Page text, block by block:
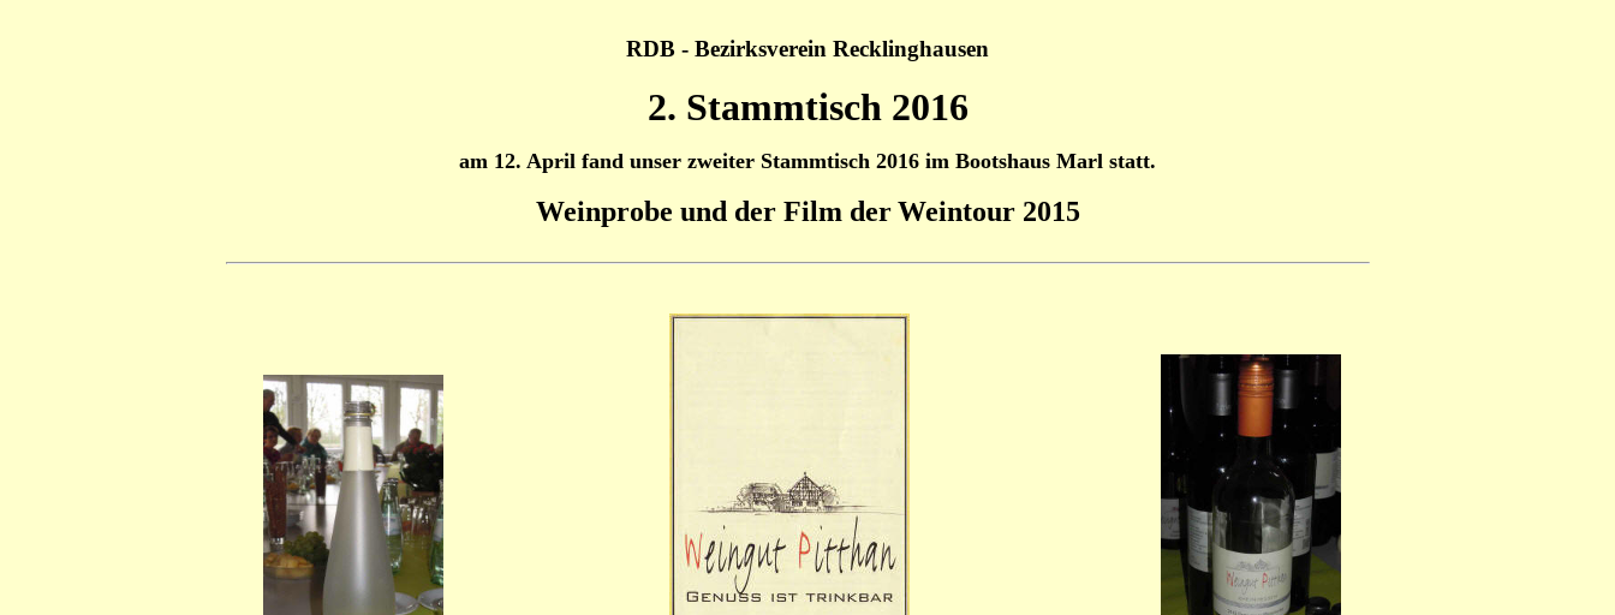
RDB - Bezirksverein Recklinghausen
2. Stammtisch 2016
am 12. April fand unser zweiter Stammtisch 2016 im Bootshaus Marl statt.
Weinprobe und der Film der Weintour 2015